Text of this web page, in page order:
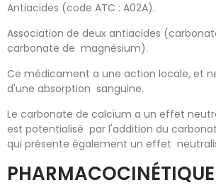
Antiacides (code ATC : A02A).
Association de deux antiacides
carbonate de magnésium).
Ce médicament a une action locale, et
d'une absorption sanguine.
Le carbonate de calcium a un effet
est potentialisé par l'addition du
qui présente également un effet